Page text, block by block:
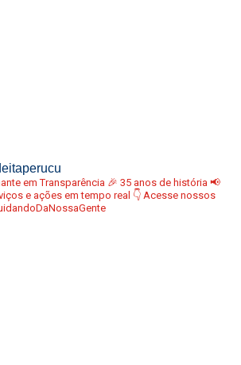
em Transparência 🎉 35 anos de história 📢
e ações em tempo real 👇 Acesse nossos